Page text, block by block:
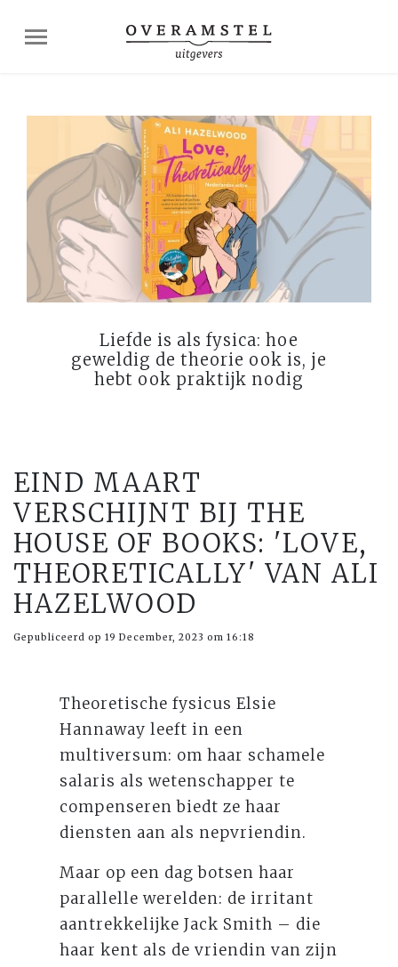
Liefde is als fysica: hoe
geweldig de theorie ook is, je
hebt ook praktijk nodig
EIND MAART
VERSCHIJNT BIJ THE
HOUSE OF BOOKS: 'LOVE,
THEORETICALLY' VAN ALI
HAZELWOOD
Gepubliceerd op 19 December, 2023 om 16:18
Theoretische fysicus Elsie
Hannaway leeft in een
multiversum: om haar schamele
salaris als wetenschapper te
compenseren biedt ze haar
diensten aan als nepvriendin.
Maar op een dag botsen haar
parallelle werelden: de irritant
aantrekkelijke Jack Smith – die
haar kent als de vriendin van zijn